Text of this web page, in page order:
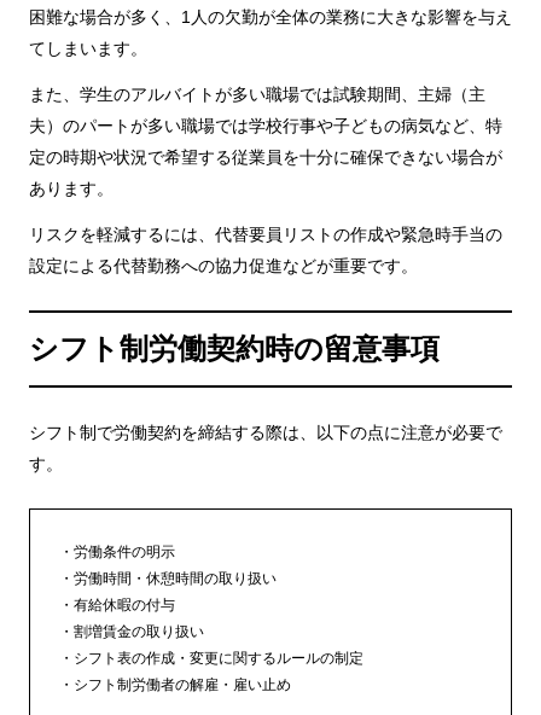
困難な場合が多く、1人の欠勤が全体の業務に大きな影響を与え
てしまいます。
また、学生のアルバイトが多い職場では試験期間、主婦（主
夫）のパートが多い職場では学校行事や子どもの病気など、特
定の時期や状況で希望する従業員を十分に確保できない場合が
あります。
リスクを軽減するには、代替要員リストの作成や緊急時手当の
設定による代替勤務への協力促進などが重要です。
シフト制労働契約時の留意事項
シフト制で労働契約を締結する際は、以下の点に注意が必要で
す。
労働条件の明示
労働時間・休憩時間の取り扱い
有給休暇の付与
割増賃金の取り扱い
シフト表の作成・変更に関するルールの制定
シフト制労働者の解雇・雇い止め